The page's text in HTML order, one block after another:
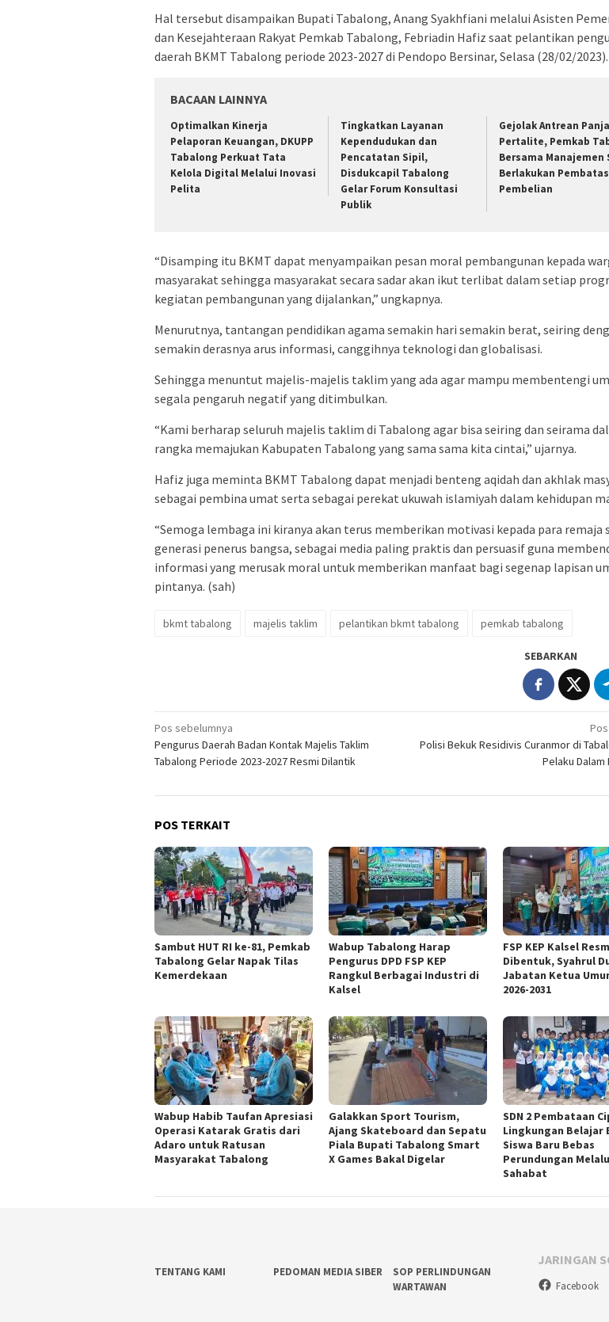
Hal tersebut disampaikan Bupati Tabalong, Anang Syakhfiani melalui Asisten
dan Kesejahteraan Rakyat Pemkab Tabalong, Febriadin Hafiz saat pelantikan
daerah BKMT Tabalong periode 2023-2027 di Pendopo Bersinar, Selasa (28/02/2023).
BACAAN LAINNYA
Optimalkan Kinerja
Pelaporan Keuangan, DKUPP
Tabalong Perkuat Tata
Kelola Digital Melalui Inovasi
Pelita
Tingkatkan Layanan
Kependudukan dan
Pencatatan Sipil,
Disdukcapil Tabalong
Gelar Forum Konsultasi
Publik
Gejolak Antrean
Pertalite, Pemkab
Bersama Manajemen
Berlakukan
Pembelian
“Disamping itu BKMT dapat menyampaikan pesan moral pembangunan kepada
masyarakat sehingga masyarakat secara sadar akan ikut terlibat dalam setiap
kegiatan pembangunan yang dijalankan,” ungkapnya.
Menurutnya, tantangan pendidikan agama semakin hari semakin berat, seiring
semakin derasnya arus informasi, canggihnya teknologi dan globalisasi.
Sehingga menuntut majelis-majelis taklim yang ada agar mampu membentengi
segala pengaruh negatif yang ditimbulkan.
“Kami berharap seluruh majelis taklim di Tabalong agar bisa seiring dan seirama
rangka memajukan Kabupaten Tabalong yang sama sama kita cintai,” ujarnya.
Hafiz juga meminta BKMT Tabalong dapat menjadi benteng aqidah dan akhlak
sebagai pembina umat serta sebagai perekat ukuwah islamiyah dalam kehidupan
“Semoga lembaga ini kiranya akan terus memberikan motivasi kepada para remaja
generasi penerus bangsa, sebagai media paling praktis dan persuasif guna
informasi yang merusak moral untuk memberikan manfaat bagi segenap lapisan
pintanya. (sah)
bkmt tabalong majelis taklim pelantikan bkmt tabalong pemkab tabalong
SEBARKAN
Navigasi
pos
Pos sebelumnya
Pengurus Daerah Badan Kontak Majelis Taklim
Tabalong Periode 2023-2027 Resmi Dilantik
Polisi Bekuk Residivis Curanmor di
Pelaku
POS TERKAIT
Sambut HUT RI ke-81, Pemkab
Tabalong Gelar Napak Tilas
Kemerdekaan
Wabup Tabalong Harap
Pengurus DPD FSP KEP
Rangkul Berbagai Industri di
Kalsel
FSP KEP Kalsel
Dibentuk, Syahrul
Jabatan Ketua
2026-2031
Wabup Habib Taufan Apresiasi
Operasi Katarak Gratis dari
Adaro untuk Ratusan
Masyarakat Tabalong
Galakkan Sport Tourism,
Ajang Skateboard dan Sepatu
Piala Bupati Tabalong Smart
X Games Bakal Digelar
SDN 2 Pembataan
Lingkungan Belajar
Siswa Baru Bebas
Perundungan
Sahabat
TENTANG KAMI PEDOMAN MEDIA SIBER
SOP PERLINDUNGAN
WARTAWAN
JARINGAN
Facebook